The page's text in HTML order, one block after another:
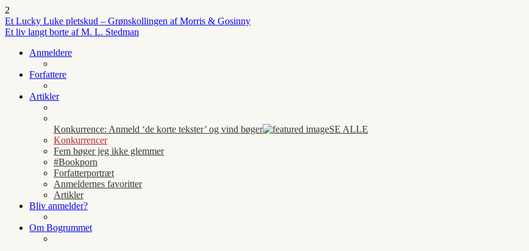
2
Et Lucky Luke pletskud – Grønskollingen af Morris & Gosinny
Et liv langt borte af M. L. Stedman
Anmeldere
Forfattere
Artikler
Konkurrence: Anmeld ‘de korte tekster’ og vind bøger
SE ALLE
Konkurrencer
Fem bøger jeg ikke glemmer
#Bookporn
Forfatterportræt
Anmeldernes favoritter
Artikler
Bliv anmelder?
Om Bogrummet